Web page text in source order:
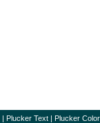
| Plucker Text | Plucker Color